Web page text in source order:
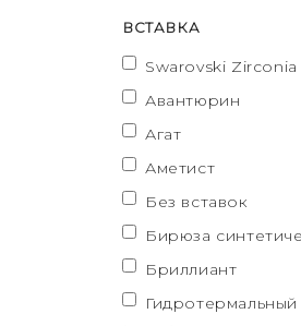
ВСТАВКА
Swarovski Zirconia
Авантюрин
Агат
Аметист
Без вставок
Бирюза
Бриллиант